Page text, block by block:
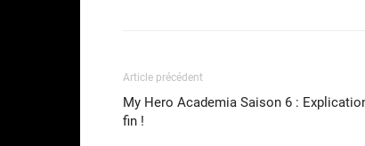
Article précédent
My Hero Academia Saison 6 :
fin !